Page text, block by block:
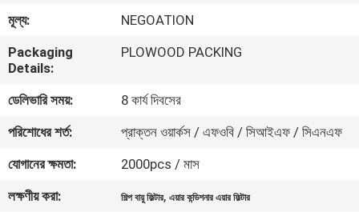
নিয়ন্ত্রণ
আমাদের
সাথে
যোগাযোগ
খবর
মূল্য:
NEGOATION
Packaging
Details:
PLOWOOD PACKING
ডেলিভারি সময়:
8 কার্য দিবসের
পরিশোধের শর্ত:
প্রাক্তন ওয়ার্কস / এফওবি / সিআইএফ / সিএনএফ
যোগানের ক্ষমতা:
2000pcs / মাস
লক্ষণীয় করা:
শিল্প বায়ু ফিল্টার,এয়ার কন্ডিশনার এয়ার ফিল্টার